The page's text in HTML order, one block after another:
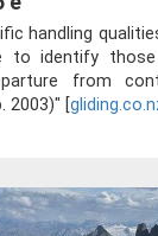
handling
to identify
from
2003)" [